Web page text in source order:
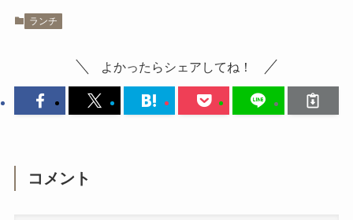
ランチ
よかったらシェアしてね！
コメント